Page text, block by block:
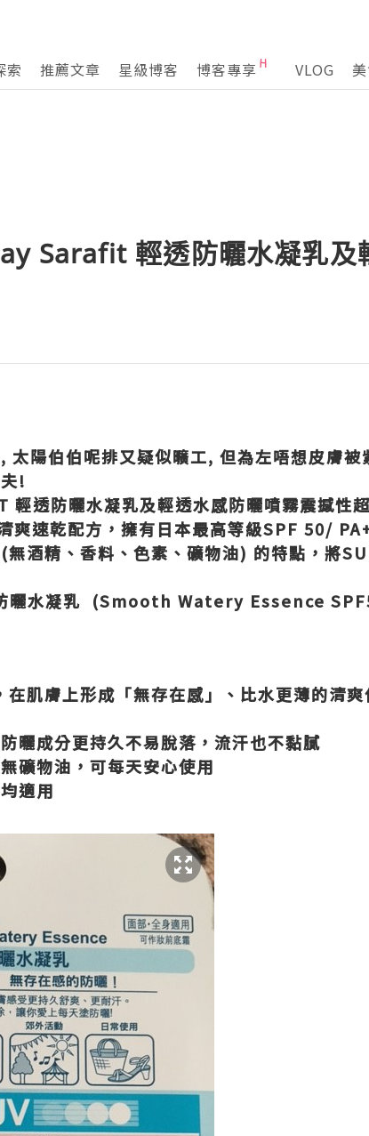
索 推薦文章 星級博客 博客專享 VLOG
Sarafit 輕透防曬水凝乳及
太陽伯伯呢排又疑似曠工, 但為左唔想皮膚
!
輕透防曬水凝乳及輕透水感防曬噴霧震撼性
速乾配方，擁有日本最高等級SPF 50/
無酒精、香料、色素、礦物油) 的特點，將
曬水凝乳 (Smooth Watery Essence
肌膚上形成「無存在感」、比水更薄的清爽
曬成分更持久不易脫落，流汗也不黏膩
礦物油，可每天安心使用
適用